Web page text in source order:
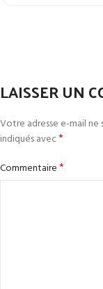
LAISSER UN
Votre adresse e-mail ne
indiqués avec*
Commentaire*